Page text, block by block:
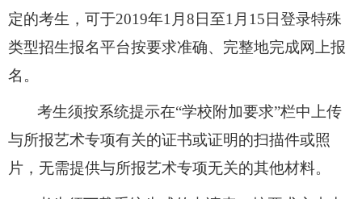
定的考生，可于2019年1 月 8 日至1 月 15 日登录特殊
类型招生报名平台按要求准确、完整地完成网上报
名。
考生须按系统提示在“学校附加要求”栏中上传
与所报艺术专项有关的证书或证明的扫描件或照
片，无需提供与所报艺术专项无关的其他材料。